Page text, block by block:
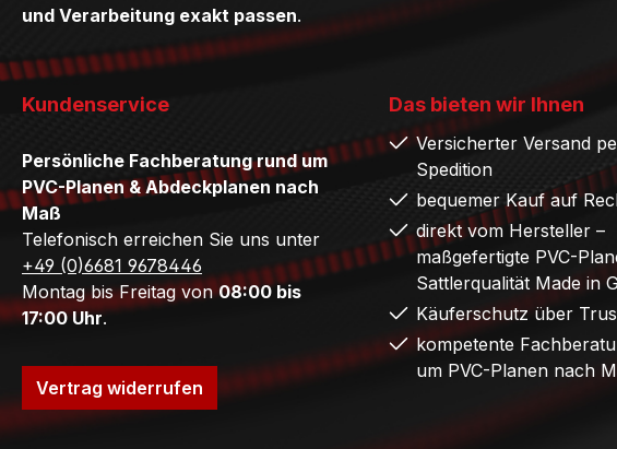
und Verarbeitung exakt passen.
Kundenservice
Persönliche Fachberatung rund um
PVC-Planen & Abdeckplanen nach
Maß
Telefonisch erreichen Sie uns unter
+49 (0)6681 9678446
Montag bis Freitag von08:00 bis
17:00 Uhr.
Vertrag widerrufen
Das bieten wir Ihnen
Versicherter Versand
Spedition
bequemer Kauf auf
direkt vom Hersteller –
maßgefertigte PVC-
Sattlerqualität Made in
Käuferschutz über
kompetente
um PVC-Planen nach